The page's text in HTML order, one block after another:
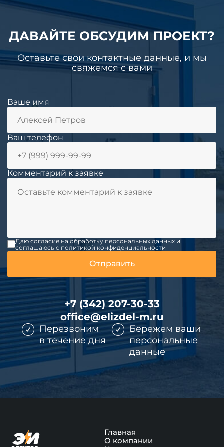
ДАВАЙТЕ ОБСУДИМ ПРОЕКТ?
Оставьте свои контактные данные, и мы
свяжемся с вами
Ваше имя
Ваш телефон
Комментарий к заявке
Даю согласие на обработку персональных данных и
соглашаюсь c политикой конфиденциальности
+7 (342) 207-30-33
office@elizdel-m.ru
Перезвоним
в течение дня
Бережем ваши
персональные
данные
Главная
О компании